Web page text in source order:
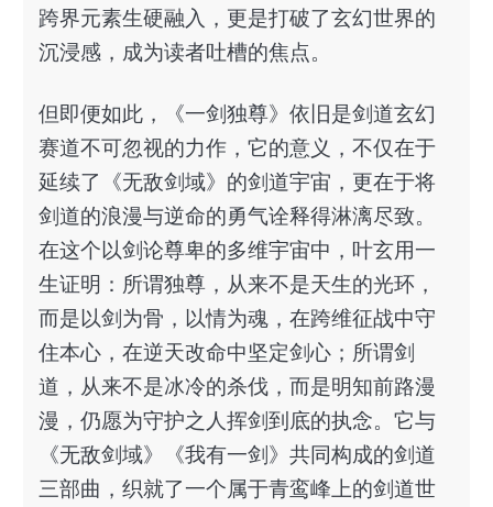
跨界元素生硬融入，更是打破了玄幻世界的
沉浸感，成为读者吐槽的焦点。
但即便如此，《一剑独尊》依旧是剑道玄幻
赛道不可忽视的力作，它的意义，不仅在于
延续了《无敌剑域》的剑道宇宙，更在于将
剑道的浪漫与逆命的勇气诠释得淋漓尽致。
在这个以剑论尊卑的多维宇宙中，叶玄用一
生证明：所谓独尊，从来不是天生的光环，
而是以剑为骨，以情为魂，在跨维征战中守
住本心，在逆天改命中坚定剑心；所谓剑
道，从来不是冰冷的杀伐，而是明知前路漫
漫，仍愿为守护之人挥剑到底的执念。它与
《无敌剑域》《我有一剑》共同构成的剑道
三部曲，织就了一个属于青鸾峰上的剑道世